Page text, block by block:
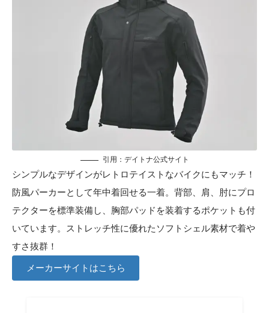
引用： デイトナ公式サイト
シンプルなデザインがレトロテイストなバイクにもマッチ！
防風パーカーとして年中着回せる一着。背部、肩、肘にプロ
テクターを標準装備し、胸部パッドを装着するポケットも付
いています。ストレッチ性に優れたソフトシェル素材で着や
すさ抜群！
メーカーサイトはこちら